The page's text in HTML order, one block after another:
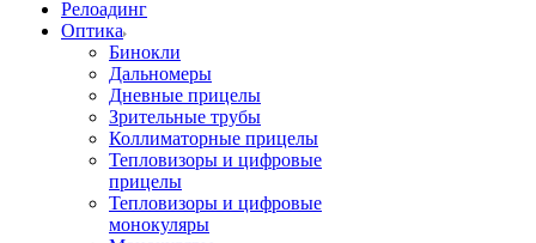
Релоадинг
Оптика
Бинокли
Дальномеры
Дневные прицелы
Зрительные трубы
Коллиматорные прицелы
Тепловизоры и цифровые
прицелы
Тепловизоры и цифровые
монокуляры